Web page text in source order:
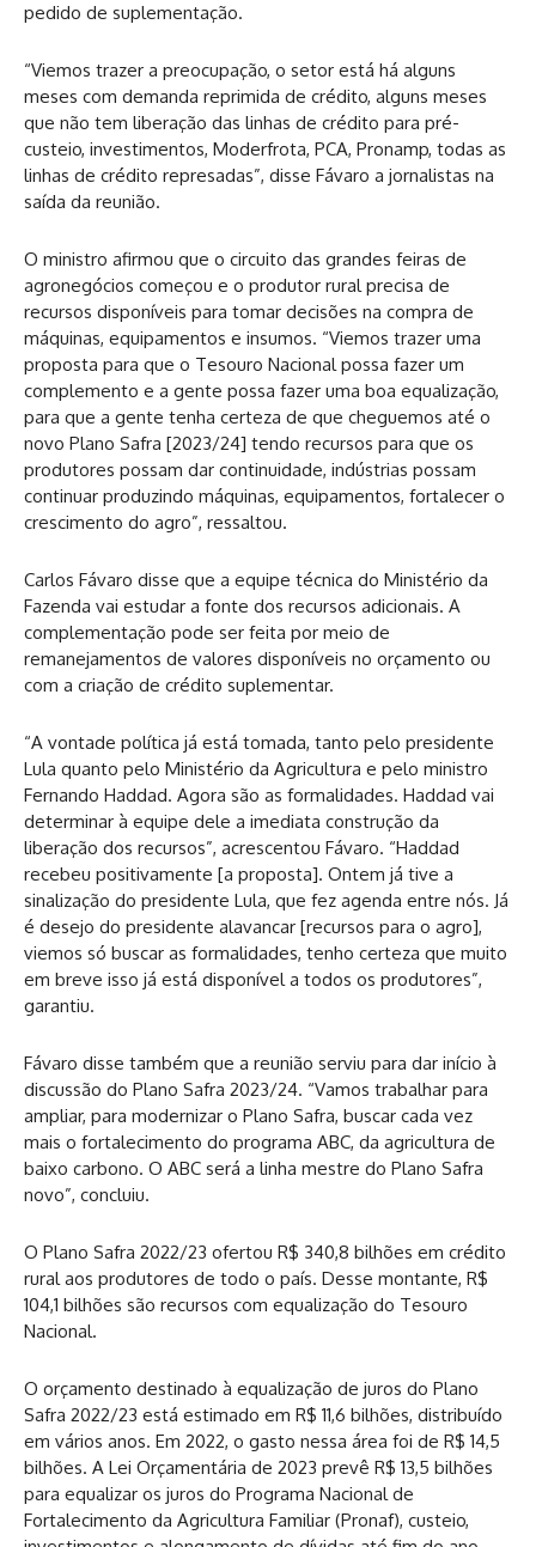
pedido de suplementação.
“Viemos trazer a preocupação, o setor está há alguns
meses com demanda reprimida de crédito, alguns meses
que não tem liberação das linhas de crédito para pré-
custeio, investimentos, Moderfrota, PCA, Pronamp, todas as
linhas de crédito represadas”, disse Fávaro a jornalistas na
saída da reunião.
O ministro afirmou que o circuito das grandes feiras de
agronegócios começou e o produtor rural precisa de
recursos disponíveis para tomar decisões na compra de
máquinas, equipamentos e insumos. “Viemos trazer uma
proposta para que o Tesouro Nacional possa fazer um
complemento e a gente possa fazer uma boa equalização,
para que a gente tenha certeza de que cheguemos até o
novo Plano Safra [2023/24] tendo recursos para que os
produtores possam dar continuidade, indústrias possam
continuar produzindo máquinas, equipamentos, fortalecer o
crescimento do agro”, ressaltou.
Carlos Fávaro disse que a equipe técnica do Ministério da
Fazenda vai estudar a fonte dos recursos adicionais. A
complementação pode ser feita por meio de
remanejamentos de valores disponíveis no orçamento ou
com a criação de crédito suplementar.
“A vontade política já está tomada, tanto pelo presidente
Lula quanto pelo Ministério da Agricultura e pelo ministro
Fernando Haddad. Agora são as formalidades. Haddad vai
determinar à equipe dele a imediata construção da
liberação dos recursos”, acrescentou Fávaro. “Haddad
recebeu positivamente [a proposta]. Ontem já tive a
sinalização do presidente Lula, que fez agenda entre nós. Já
é desejo do presidente alavancar [recursos para o agro],
viemos só buscar as formalidades, tenho certeza que muito
em breve isso já está disponível a todos os produtores”,
garantiu.
Fávaro disse também que a reunião serviu para dar início à
discussão do Plano Safra 2023/24. “Vamos trabalhar para
ampliar, para modernizar o Plano Safra, buscar cada vez
mais o fortalecimento do programa ABC, da agricultura de
baixo carbono. O ABC será a linha mestre do Plano Safra
novo”, concluiu.
O Plano Safra 2022/23 ofertou R$ 340,8 bilhões em crédito
rural aos produtores de todo o país. Desse montante, R$
104,1 bilhões são recursos com equalização do Tesouro
Nacional.
O orçamento destinado à equalização de juros do Plano
Safra 2022/23 está estimado em R$ 11,6 bilhões, distribuído
em vários anos. Em 2022, o gasto nessa área foi de R$ 14,5
bilhões. A Lei Orçamentária de 2023 prevê R$ 13,5 bilhões
para equalizar os juros do Programa Nacional de
Fortalecimento da Agricultura Familiar (Pronaf), custeio,